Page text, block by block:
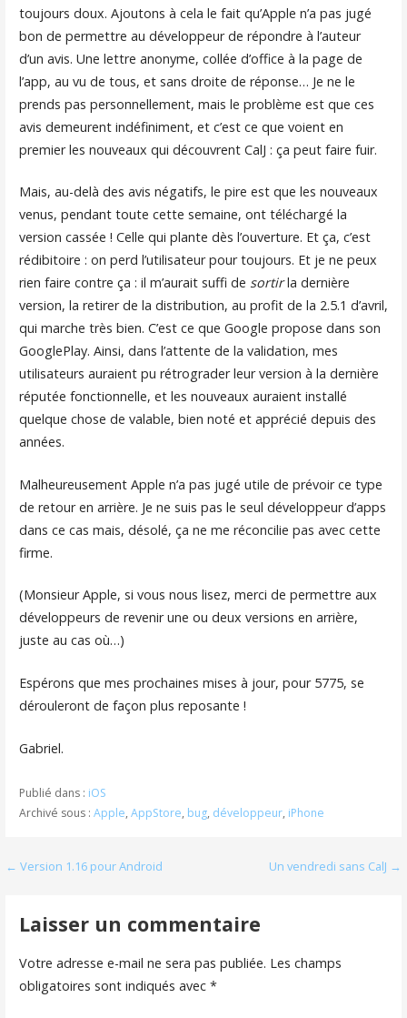
toujours doux. Ajoutons à cela le fait qu’Apple n’a pas jugé
bon de permettre au développeur de répondre à l’auteur
d’un avis. Une lettre anonyme, collée d’office à la page de
l’app, au vu de tous, et sans droite de réponse… Je ne le
prends pas personnellement, mais le problème est que ces
avis demeurent indéfiniment, et c’est ce que voient en
premier les nouveaux qui découvrent CalJ : ça peut faire fuir.
Mais, au-delà des avis négatifs, le pire est que les nouveaux
venus, pendant toute cette semaine, ont téléchargé la
version cassée ! Celle qui plante dès l’ouverture. Et ça, c’est
rédibitoire : on perd l’utilisateur pour toujours. Et je ne peux
rien faire contre ça : il m’aurait suffi de sortirla dernière
version, la retirer de la distribution, au profit de la 2.5.1 d’avril,
qui marche très bien. C’est ce que Google propose dans son
GooglePlay. Ainsi, dans l’attente de la validation, mes
utilisateurs auraient pu rétrograder leur version à la dernière
réputée fonctionnelle, et les nouveaux auraient installé
quelque chose de valable, bien noté et apprécié depuis des
années.
Malheureusement Apple n’a pas jugé utile de prévoir ce type
de retour en arrière. Je ne suis pas le seul développeur d’apps
dans ce cas mais, désolé, ça ne me réconcilie pas avec cette
firme.
(Monsieur Apple, si vous nous lisez, merci de permettre aux
développeurs de revenir une ou deux versions en arrière,
juste au cas où…)
Espérons que mes prochaines mises à jour, pour 5775, se
dérouleront de façon plus reposante !
Gabriel.
Publié dans : iOS
Archivé sous : Apple, AppStore, bug, développeur, iPhone
Navigation
l’article
← Version 1.16 pour Android Un vendredi sans CalJ →
Laisser un commentaire
Votre adresse e-mail ne sera pas publiée. Les champs
obligatoires sont indiqués avec *